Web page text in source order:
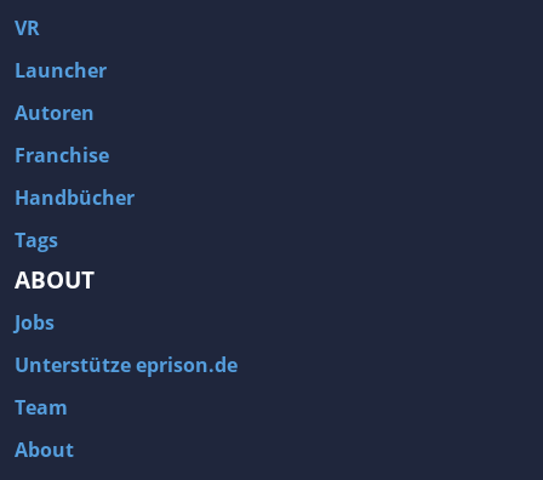
VR
Launcher
Autoren
Franchise
Handbücher
Tags
ABOUT
Jobs
Unterstütze eprison.de
Team
About